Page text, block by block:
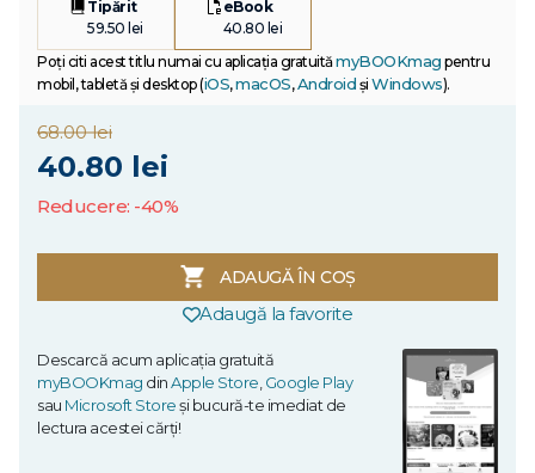
Tipărit
59.50 lei
eBook
40.80 lei
Poți citi acest titlu numai cu aplicația gratuitămyBOOKmag pentru
mobil, tabletă și desktop (iOS,macOS,Android și Windows).
68.00 lei
40.80 lei
Reducere: -40%
ADAUGĂ ÎN COȘ
Adaugă la favorite
Descarcă acum aplicația gratuită
myBOOKmag dinApple Store,Google Play
sau Microsoft Storeși bucură-te imediat de
lectura acestei cărți!